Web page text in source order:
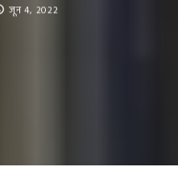
जून 4, 2022